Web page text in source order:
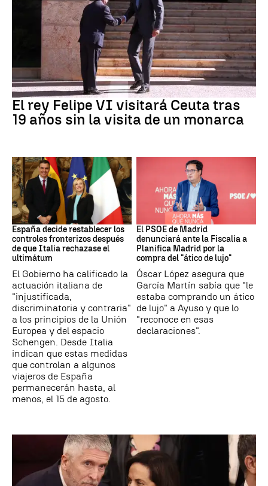
Crisis Migratoria
El rey Felipe VI visitará Ceuta tras
19 años sin la visita de un monarca
CRISIS MIGRATORIA
España decide restablecer los
controles fronterizos después
de que Italia rechazase el
ultimátum
El Gobierno ha calificado la
actuación italiana de
"injustificada,
discriminatoria y contraria"
a los principios de la Unión
Europea y del espacio
Schengen. Desde Italia
indican que estas medidas
que controlan a algunos
viajeros de España
permanecerán hasta, al
menos, el 15 de agosto.
PSOE MADRID
El PSOE de Madrid
denunciará ante la Fiscalía a
Planifica Madrid por la
compra del "ático de lujo"
Óscar López asegura que
García Martín sabía que "le
estaba comprando un ático
de lujo" a Ayuso y que lo
"reconoce en esas
declaraciones".